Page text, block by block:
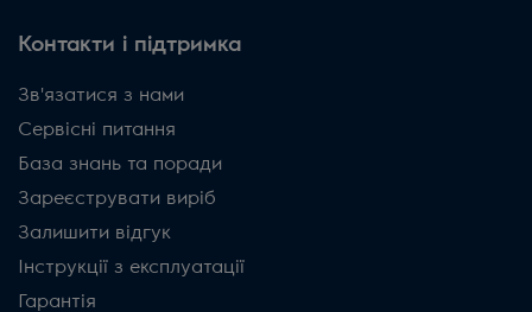
Контакти і підтримка
Зв'язатися з нами
Сервісні питання
База знань та поради
Зареєструвати виріб
Залишити відгук
Інструкції з експлуатації
Гарантія